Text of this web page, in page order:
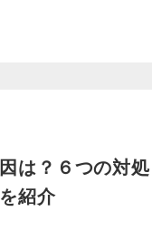
は？６つの対処
紹介